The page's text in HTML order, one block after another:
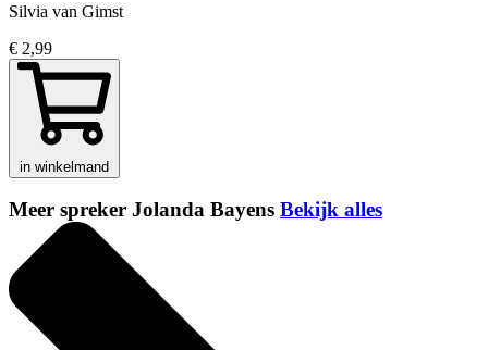
Silvia van Gimst
€ 2,99
in winkelmand
Meer spreker Jolanda Bayens Bekijk alles